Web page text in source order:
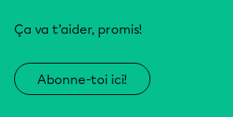
Ça va t’aider, promis!
Abonne-toi ici!